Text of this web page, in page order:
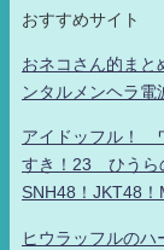
おすすめサイト
おネコさん的ま
ンタルメンヘラ
アイドッフル！
すき！23 ひうら
SNH48！JKT48
ヒウラッフルのハ